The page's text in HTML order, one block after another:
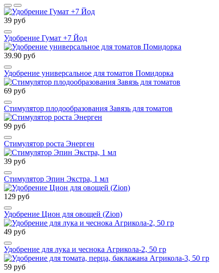
39 руб
Удобрение Гумат +7 Йод
39.90 руб
Удобрение универсальное для томатов Помидорка
69 руб
Стимулятор плодообразования Завязь для томатов
99 руб
Стимулятор роста Энерген
39 руб
Стимулятор Эпин Экстра, 1 мл
129 руб
Удобрение Цион для овощей (Zion)
49 руб
Удобрение для лука и чеснока Агрикола-2, 50 гр
59 руб